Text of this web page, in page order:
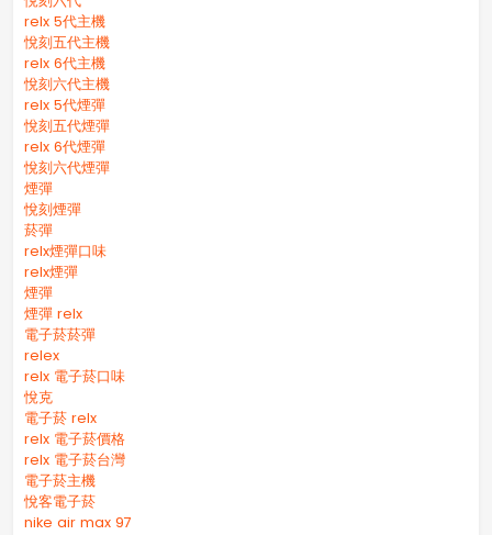
relx 5代主機
悅刻五代主機
relx 6代主機
悅刻六代主機
relx 5代煙彈
悅刻五代煙彈
relx 6代煙彈
悅刻六代煙彈
煙彈
悅刻煙彈
菸彈
relx煙彈口味
relx煙彈
煙彈
煙彈 relx
電子菸菸彈
relex
relx 電子菸口味
悅克
電子菸 relx
relx 電子菸價格
relx 電子菸台灣
電子菸主機
悅客電子菸
nike air max 97